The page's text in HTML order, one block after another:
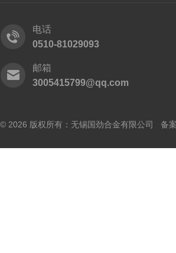
电话
0510-81029093
邮箱
3005415799@qq.com
© 2026 版权所有：无锡国劲合金有限公司 备案